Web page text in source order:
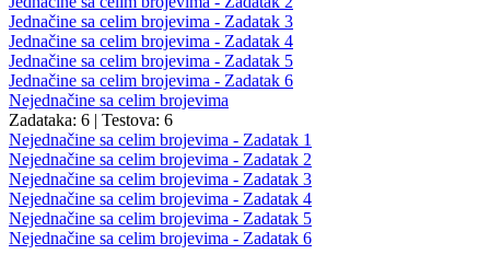
Jednačine sa celim brojevima - Zadatak 3
Jednačine sa celim brojevima - Zadatak 4
Jednačine sa celim brojevima - Zadatak 5
Jednačine sa celim brojevima - Zadatak 6
Nejednačine sa celim brojevima
Zadataka: 6 | Testova: 6
Nejednačine sa celim brojevima - Zadatak 1
Nejednačine sa celim brojevima - Zadatak 2
Nejednačine sa celim brojevima - Zadatak 3
Nejednačine sa celim brojevima - Zadatak 4
Nejednačine sa celim brojevima - Zadatak 5
Nejednačine sa celim brojevima - Zadatak 6